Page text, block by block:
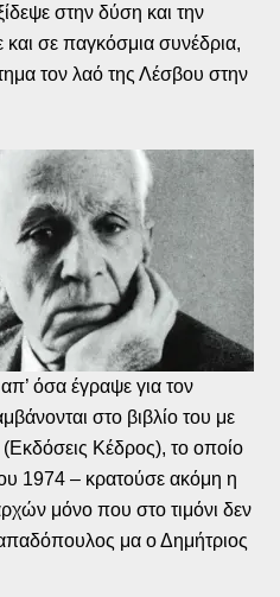
στην δύση και την
και σε παγκόσμια συνέδρια,
τον λαό της Λέσβου στην
όσα έγραψε για τον
στο βιβλίο του με
Κέδρος), το οποίο
1974 – κρατούσε ακόμη η
μόνο που στο τιμόνι δεν
μα ο Δημήτριος